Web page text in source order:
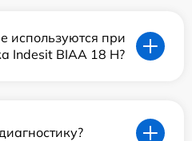
используются при
Indesit BIAA 18 H?